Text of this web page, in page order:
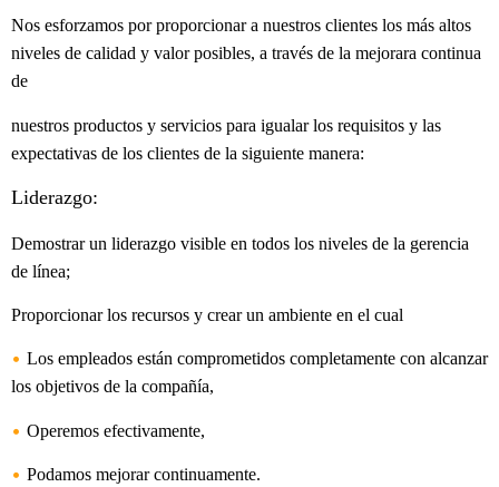
Nos esforzamos por proporcionar a nuestros clientes los más altos
niveles de calidad y valor posibles, a través de la mejorara continua
de
nuestros productos y servicios para igualar los requisitos y las
expectativas de los clientes de la siguiente manera:
Liderazgo:
Demostrar un liderazgo visible en todos los niveles de la gerencia
de línea;
Proporcionar los recursos y crear un ambiente en el cual
• Los empleados están comprometidos completamente con alcanzar
los objetivos de la compañía,
• Operemos efectivamente,
• Podamos mejorar continuamente.